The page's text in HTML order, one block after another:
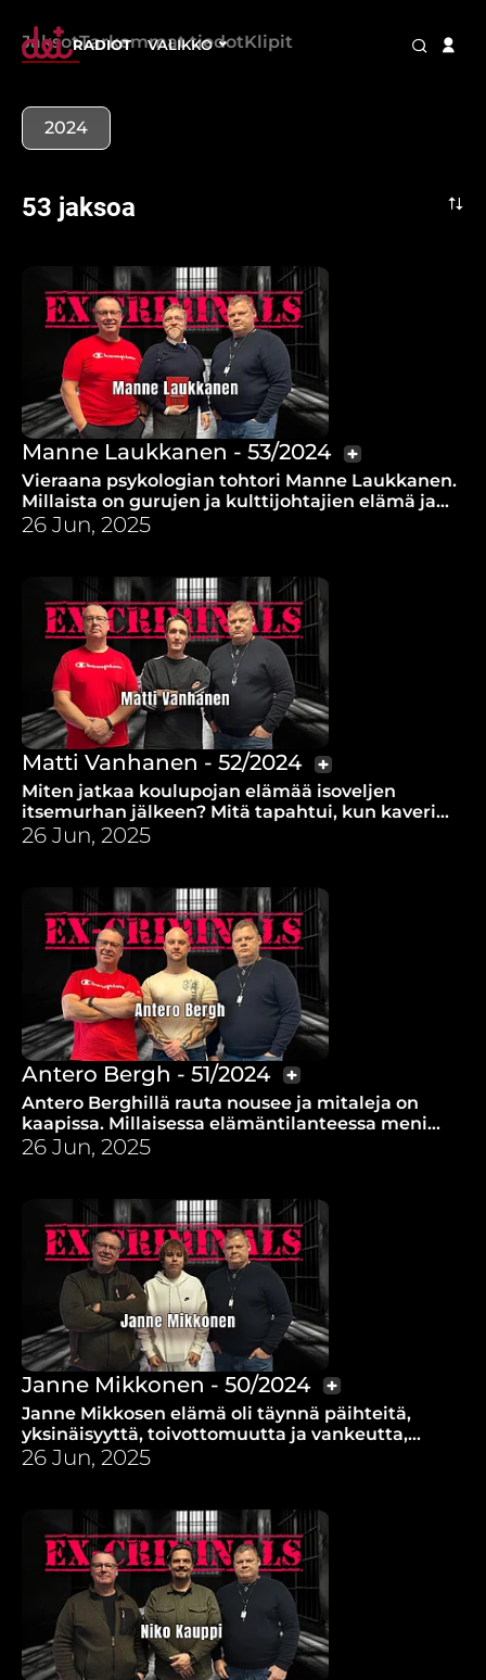
RADIOT VALIKKO
JaksotTarkemmat tiedotKlipit
2024
53 jaksoa
Manne Laukkanen - 53/2024
Vieraana psykologian tohtori Manne Laukkanen.
Millaista on gurujen ja kulttijohtajien elämä ja
miten he toimivat?
26 Jun, 2025
Matti Vanhanen - 52/2024
Miten jatkaa koulupojan elämää isoveljen
itsemurhan jälkeen? Mitä tapahtui, kun kaveri
pyysi Matti "Masa" Vanhasen seurakunnan
26 Jun, 2025
Antero Bergh - 51/2024
Antero Berghillä rauta nousee ja mitaleja on
kaapissa. Millaisessa elämäntilanteessa meni
kädet ristiin ja alkoi todellinen Jumalan etsintä?
26 Jun, 2025
Janne Mikkonen - 50/2024
Janne Mikkosen elämä oli täynnä päihteitä,
yksinäisyyttä, toivottomuutta ja vankeutta,
kunnes viime kesänä kaikki muuttui.
26 Jun, 2025